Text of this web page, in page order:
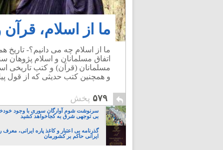
ما از اسلام،
ما از اسلام چه می دانیم؟- تاریخ
اتفاق مسلمانان و اسلام پژوهان
مسلمانان (قرآن) و کتب تاریخی
و همچنین کتب حدیثی که از قول
۵۷۹ پخش
سرنوشت شوم آوارگان سوری با وجود
بی توجهی شرق به کجاخواهد کشید
گذرنامه بی اعتبار و کاغذ پاره ایرانی،
ایرانی حاکم بر کشورمان